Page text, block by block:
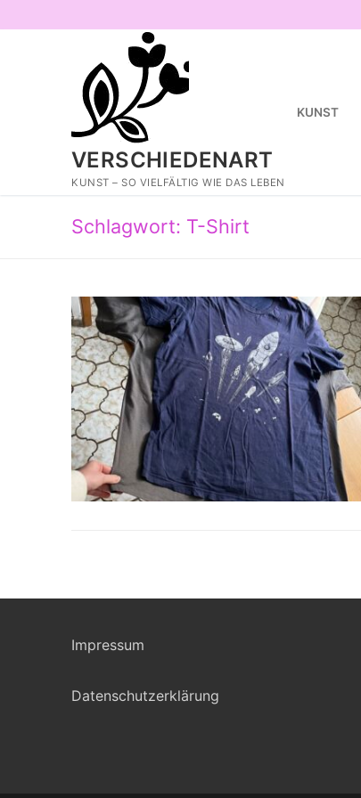
Inhalt
VERSCHIEDENART
KUNST – SO VIELFÄLTIG WIE DAS LEBEN
KUNST
Schlagwort: T-Shirt
Impressum
Datenschutzerklärung